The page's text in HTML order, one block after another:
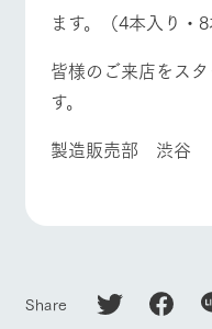
ます。（4本入り・
皆様のご来店をス
す。
製造販売部 渋谷
Share